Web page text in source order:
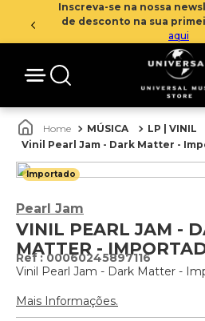
Inscreva-se na nossa
de desconto na sua
aqui
MÚSICA LP | VINIL
Vinil Pearl Jam - Dark Matter -
Importado
Pearl Jam
VINIL PEARL JAM -
MATTER -
:00060245897116
Vinil Pearl Jam - Dark Matter -
Mais Informações.